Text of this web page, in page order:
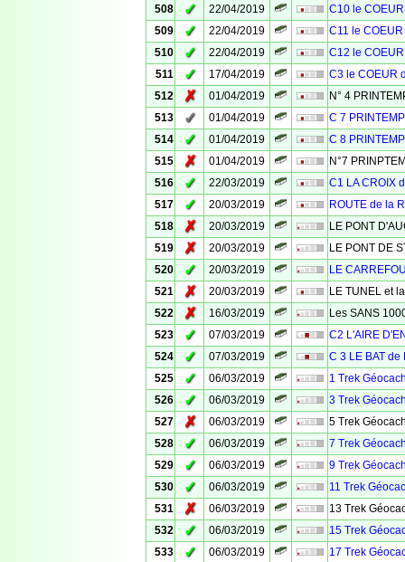
508
✓ 22/04/2019
C10 le
509
✓ 22/04/2019
C11 le
510
✓ 22/04/2019
C12 le
511
✓ 17/04/2019
C3 le COEUR
512
✗ 01/04/2019
N° 4
513
✓ 01/04/2019
C 7
514
✓ 01/04/2019
C 8
515
✗ 01/04/2019
N°7
516
✓ 22/03/2019
C1 LA CROIX
517
✓ 20/03/2019
ROUTE de la
518
✗ 20/03/2019
LE PONT
519
✗ 20/03/2019
LE PONT DE
520
✓ 20/03/2019
LE
521
✗ 20/03/2019
LE TUNEL et
522
✗ 16/03/2019
Les SANS
523
✓ 07/03/2019
C2 L'AIRE
524
✓ 07/03/2019
C 3 LE BAT de
525
✓ 06/03/2019
1 Trek
526
✓ 06/03/2019
3 Trek
527
✗ 06/03/2019
5 Trek
528
✓ 06/03/2019
7 Trek
529
✓ 06/03/2019
9 Trek
530
✓ 06/03/2019
11 Trek
531
✗ 06/03/2019
13 Trek
532
✓ 06/03/2019
15 Trek
533
✓ 06/03/2019
17 Trek